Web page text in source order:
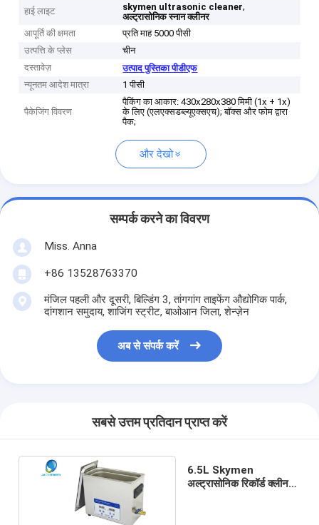
हाई लाइट skymen ultrasonic cleaner,
अल्ट्रासोनिक स्नान क्लीनर
आपूर्ति की क्षमता
प्रति माह 5000 पीसी
उत्पत्ति के प्लेस
चीन
दस्तावेज़
उत्पाद पुस्तिका पीडीएफ
न्यूनतम आदेश मात्रा
1 पीसी
पैकेजिंग विवरण
पैकिंग का आकार: 430x280x380 मिमी (1x + 1x)
के लिए (एलएक्सडब्ल्यूएक्सएच); बॉक्स और फोम द्वारा
पैक;
और देखो
सम्पर्क करने का विवरण
Miss. Anna
+86 13528763370
मंजिल पहली और दूसरी, बिल्डिंग 3, तांगगांग ताइफेंग औद्योगिक पार्क,
दांगशान समुदाय, शाजिंग स्ट्रीट, बाओआन जिला, शेन्ज़ेन
अब से संपर्क करें
सबसे उत्तम प्रतिदान प्राप्त करें
6.5L Skymen
अल्ट्रासोनिक रिकॉर्ड क्लीनर